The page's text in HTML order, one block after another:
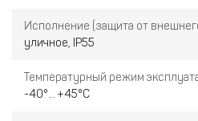
Исполнение (защита от
уличное, IP55
Температурный режим
-40°... +45°С